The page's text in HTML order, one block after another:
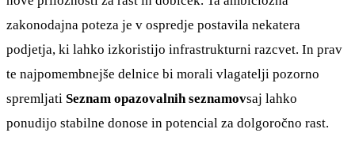
zakonodajna poteza je v ospredje postavila nekatera
podjetja, ki lahko izkoristijo infrastrukturni razcvet. In prav
te najpomembnejše delnice bi morali vlagatelji pozorno
spremljati Seznam opazovalnih seznamovsaj lahko
ponudijo stabilne donose in potencial za dolgoročno rast.